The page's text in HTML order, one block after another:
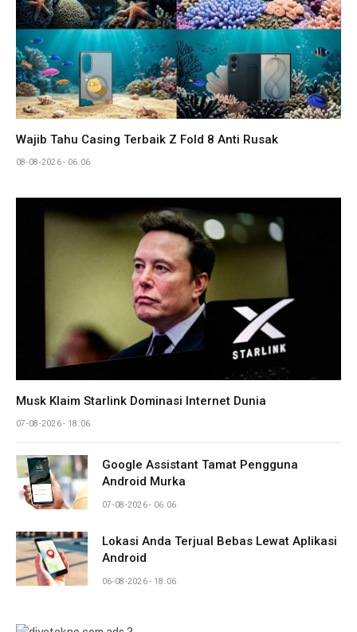
Wajib Tahu Casing Terbaik Z Fold 8 Anti Rusak
08-08-2026 - 06.06
Musk Klaim Starlink Dominasi Internet Dunia
07-08-2026 - 18.06
Google Assistant Tamat Pengguna
Android Murka
07-08-2026 - 06.06
Lokasi Anda Terjual Bebas Lewat Aplikasi
Android
06-08-2026 - 18.06